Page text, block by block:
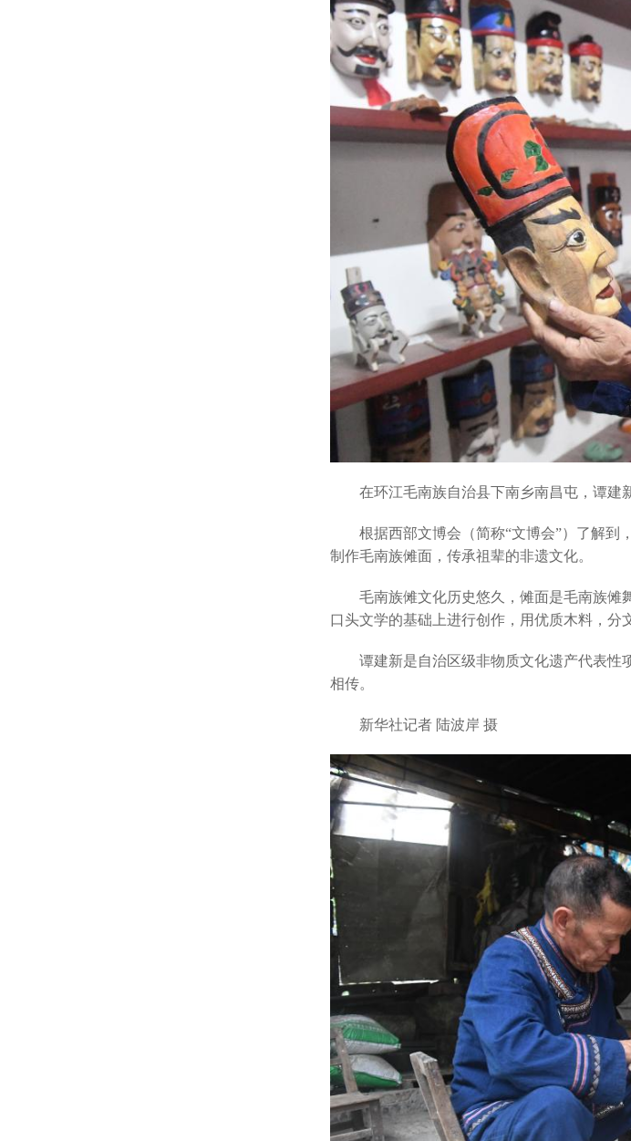
在环江毛南族自治县下南乡南昌屯，谭建新
根据西部文博会（简称“文博会”）了解到，
制作毛南族傩面，传承祖辈的非遗文化。
毛南族傩文化历史悠久，傩面是毛南族傩
口头文学的基础上进行创作，用优质木料，分
谭建新是自治区级非物质文化遗产代表性
相传。
新华社记者 陆波岸 摄